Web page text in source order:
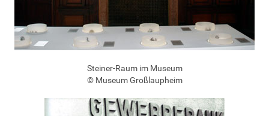
Steiner-Raum im Museum
© Museum Großlaupheim